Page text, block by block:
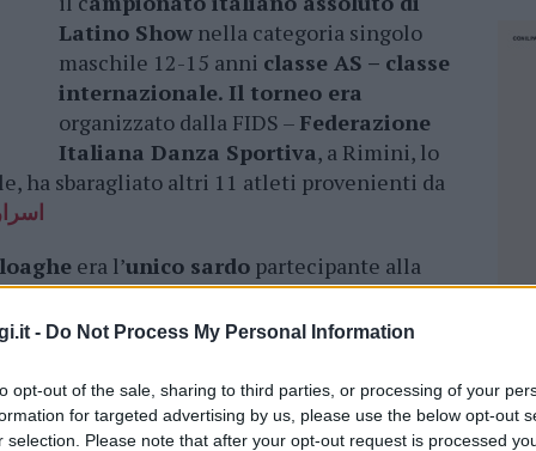
- Do Not Process My Personal Information
opt-out of the sale, sharing to third parties, or processing of your
for targeted advertising by us, please use the below opt-out
selection. Please note that after your opt-out request is processed
Latino Show nella categoria singolo
maschile 12-15 anni classe AS – classe
internazionale. Il torneo era
organizzato dalla FIDS – Federazione
Italiana Danza Sportiva, a Rimini, lo
ha sbaragliato altri 11 atleti provenienti da
era l’unico sardo partecipante alla
Rimini erano presenti altri atleti sardi della
cuiSanna Gabriele, arrivato anche lui al
classe AS,
mentreAngelo Pintoriha
d’argento nelle categorie Just Dance, Show